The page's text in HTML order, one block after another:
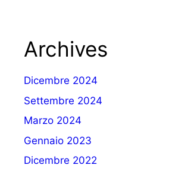
Archives
Dicembre 2024
Settembre 2024
Marzo 2024
Gennaio 2023
Dicembre 2022